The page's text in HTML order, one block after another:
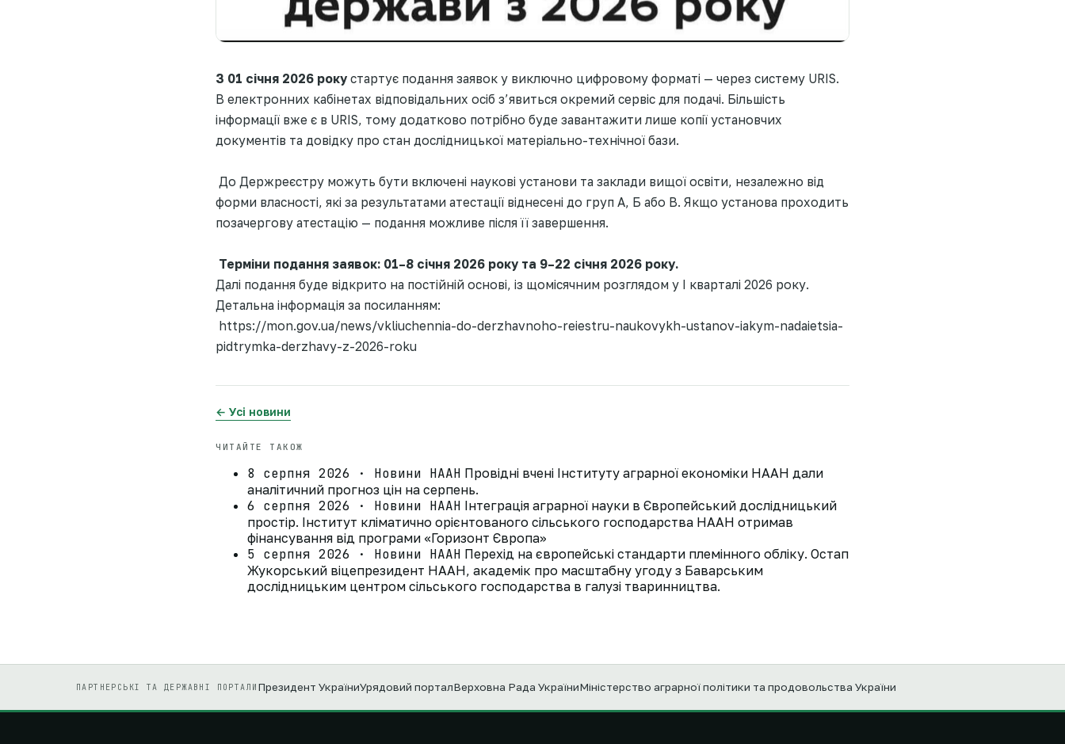
З 01 січня 2026 року стартує подання заявок у виключно цифровому форматі — через систему URIS.
В електронних кабінетах відповідальних осіб з’явиться окремий сервіс для подачі. Більшість
інформації вже є в URIS, тому додатково потрібно буде завантажити лише копії установчих
документів та довідку про стан дослідницької матеріально-технічної бази.
До Держреєстру можуть бути включені наукові установи та заклади вищої освіти, незалежно від
форми власності, які за результатами атестації віднесені до груп А, Б або В. Якщо установа проходить
позачергову атестацію — подання можливе після її завершення.
Терміни подання заявок: 01–8 січня 2026 року та 9–22 січня 2026 року.
Далі подання буде відкрито на постійній основі, із щомісячним розглядом у І кварталі 2026 року.
Детальна інформація за посиланням:
https://mon.gov.ua/news/vkliuchennia-do-derzhavnoho-reiestru-naukovykh-ustanov-iakym-nadaietsia-
pidtrymka-derzhavy-z-2026-roku
← Усі новини
ЧИТАЙТЕ ТАКОЖ
8 серпня 2026 · Новини НААН Провідні вчені Інституту аграрної економіки НААН дали
аналітичний прогноз цін на серпень.
6 серпня 2026 · Новини НААН Інтеграція аграрної науки в Європейський дослідницький
простір. Інститут кліматично орієнтованого сільського господарства НААН отримав
фінансування від програми «Горизонт Європа»
5 серпня 2026 · Новини НААН Перехід на європейські стандарти племінного обліку. Остап
Жукорський віцепрезидент НААН, академік про масштабну угоду з Баварським
дослідницьким центром сільського господарства в галузі тваринництва.
ПАРТНЕРСЬКІ ТА ДЕРЖАВНІ ПОРТАЛИ Президент УкраїниУрядовий порталВерховна Рада УкраїниМіністерство аграрної політики та продовольства України